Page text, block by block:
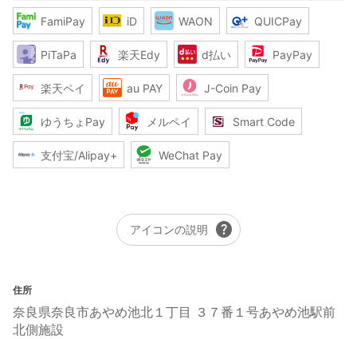
FamiPay iD WAON QUICPay
PiTaPa 楽天Edy d払い PayPay
楽天ペイ au PAY J-Coin Pay
ゆうちょPay メルペイ Smart Code
支付宝/Alipay+ WeChat Pay
アイコンの説明 help
住所
奈良県奈良市あやめ池北１丁目 ３７番１号あやめ池駅前
北側施設